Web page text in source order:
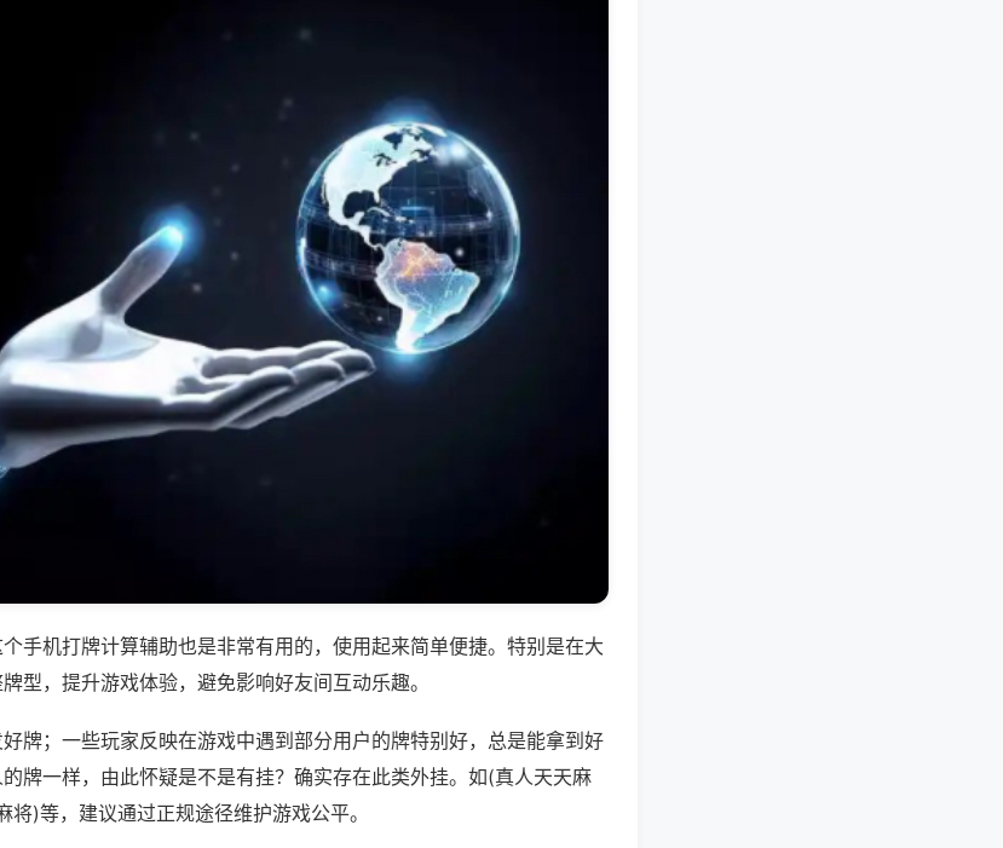
手机打牌计算辅助也是非常有用的，使用起来简单便捷。特别是在大
型，提升游戏体验，避免影响好友间互动乐趣。
牌；一些玩家反映在游戏中遇到部分用户的牌特别好，总是能拿到好
牌一样，由此怀疑是不是有挂？确实存在此类外挂。如(真人天天麻
)等，建议通过正规途径维护游戏公平。